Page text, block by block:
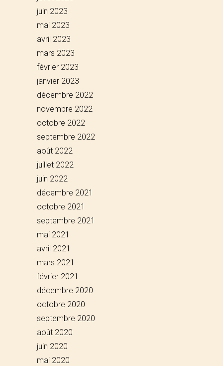
juin 2023
mai 2023
avril 2023
mars 2023
février 2023
janvier 2023
décembre 2022
novembre 2022
octobre 2022
septembre 2022
août 2022
juillet 2022
juin 2022
décembre 2021
octobre 2021
septembre 2021
mai 2021
avril 2021
mars 2021
février 2021
décembre 2020
octobre 2020
septembre 2020
août 2020
juin 2020
mai 2020